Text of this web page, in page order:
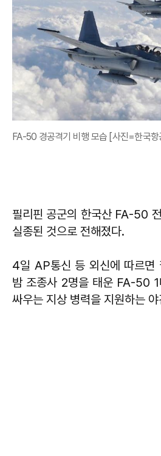
FA-50 경공격기 비행 모습 [사진=한국항
필리핀 공군의 한국산 FA-50
실종된 것으로 전해졌다.
4일 AP통신 등 외신에 따르면
밤 조종사 2명을 태운 FA-50
싸우는 지상 병력을 지원하는